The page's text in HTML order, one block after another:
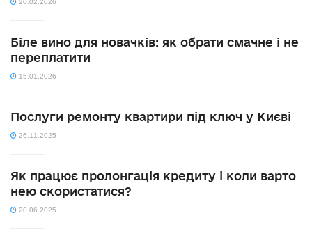
Біле вино для новачків: як обрати смачне і не
переплатити
15.01.2026
Послуги ремонту квартири під ключ у Києві
26.11.2025
Як працює пролонгація кредиту і коли варто
нею скористатися?
20.06.2025